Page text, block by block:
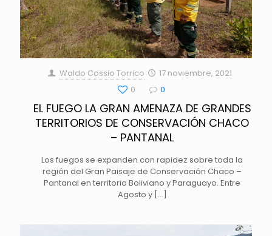
Waldo Cossio Torrico
17 noviembre, 2021
0
0
EL FUEGO LA GRAN AMENAZA DE GRANDES
TERRITORIOS DE CONSERVACIÓN CHACO
– PANTANAL
Los fuegos se expanden con rapidez sobre toda la
región del Gran Paisaje de Conservación Chaco –
Pantanal en territorio Boliviano y Paraguayo. Entre
Agosto y[…]